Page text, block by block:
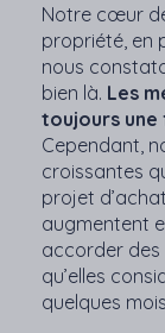
Notre cœur
propriété, en
nous
bien là. Les
toujours une
Cependant,
croissantes
projet
augmentent
accorder des
qu’elles
quelques